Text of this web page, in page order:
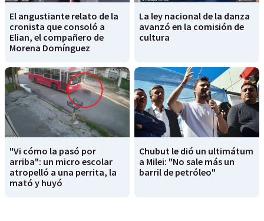
El angustiante relato de la
cronista que consoló a
Elian, el compañero de
Morena Domínguez
La ley nacional de la danza
avanzó en la comisión de
cultura
"Vi cómo la pasó por
arriba": un micro escolar
atropelló a una perrita, la
mató y huyó
Chubut le dió un ultimátum
a Milei: "No sale más un
barril de petróleo"